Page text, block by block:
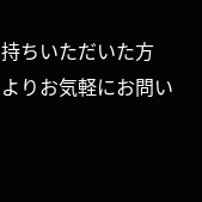
ちいただいた方
りお気軽にお問い